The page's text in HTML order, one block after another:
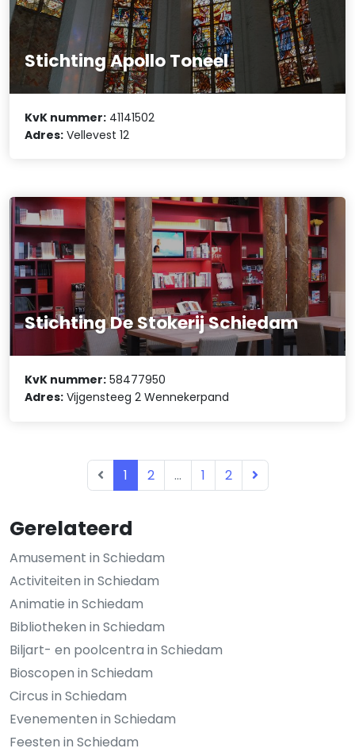
Gerelateerd
Amusement in Schiedam
Activiteiten in Schiedam
Animatie in Schiedam
Bibliotheken in Schiedam
Biljart- en poolcentra in Schiedam
Bioscopen in Schiedam
Circus in Schiedam
Evenementen in Schiedam
Feesten in Schiedam
Stichting Apollo Toneel
KvK nummer: 41141502
Adres: Vellevest 12
Stichting De Stokerij Schiedam
KvK nummer: 58477950
Adres: Vijgensteeg 2 Wennekerpand
1 2 ... 1 2